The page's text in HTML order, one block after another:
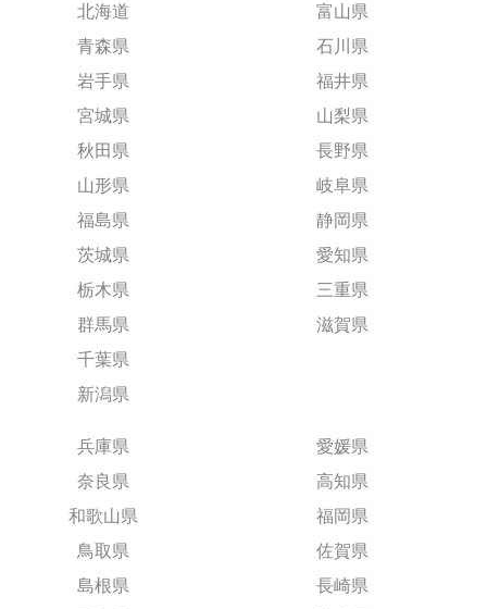
北海道
青森県
岩手県
宮城県
秋田県
山形県
福島県
茨城県
栃木県
群馬県
千葉県
新潟県
富山県
石川県
福井県
山梨県
長野県
岐阜県
静岡県
愛知県
三重県
滋賀県
兵庫県
奈良県
和歌山県
鳥取県
島根県
愛媛県
高知県
福岡県
佐賀県
長崎県